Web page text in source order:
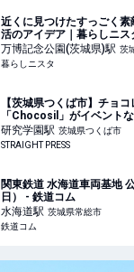
近くに見つけたすっごく
活のアイデア｜暮らしニス
万博記念公園(茨城県)駅 茨
暮らしニスタ
【茨城県つくば市】チョ
「Chocosil」がイベント
を用意
研究学園駅 茨城県つくば市
STRAIGHT PRESS
関東鉄道 水海道車両基地
日） - 鉄道コム
水海道駅 茨城県常総市
鉄道コム